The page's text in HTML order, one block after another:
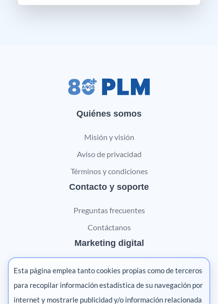
Quiénes somos
Misión y visión
Aviso de privacidad
Términos y condiciones
Contacto y soporte
Preguntas frecuentes
Contáctanos
Marketing digital
Pharma
Salud animal
Salud vegetal
Esta página emplea tanto cookies propias como de terceros
para recopilar información estadística de su navegación por
internet y mostrarle publicidad y/o información relacionada